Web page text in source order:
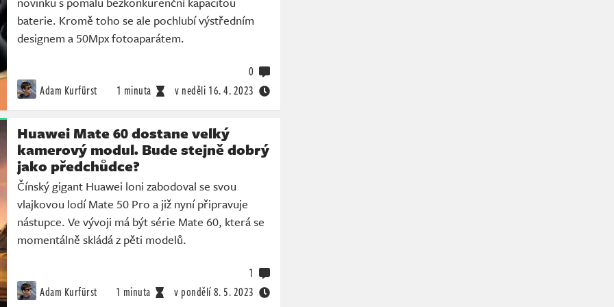
baterie. Kromě toho se ale pochlubí výstředním
designem a 50Mpx fotoaparátem.
Adam Kurfürst 1 minuta v neděli 16. 4. 2023
0
Huawei Mate 60 dostane velký
kamerový modul. Bude stejně dobrý
jako předchůdce?
Čínský gigant Huawei loni zabodoval se svou
vlajkovou lodí Mate 50 Pro a již nyní připravuje
nástupce. Ve vývoji má být série Mate 60, která se
momentálně skládá z pěti modelů.
Adam Kurfürst 1 minuta v pondělí8. 5. 2023
1